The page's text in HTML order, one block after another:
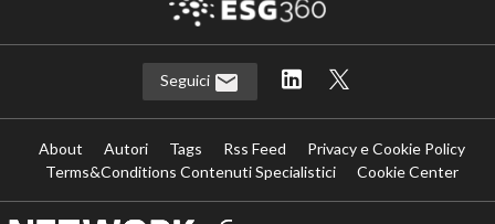
Seguici
About Autori Tags Rss Feed
Privacy e Cookie Policy
Terms&Conditions Contenuti Specialistici
Cookie Center